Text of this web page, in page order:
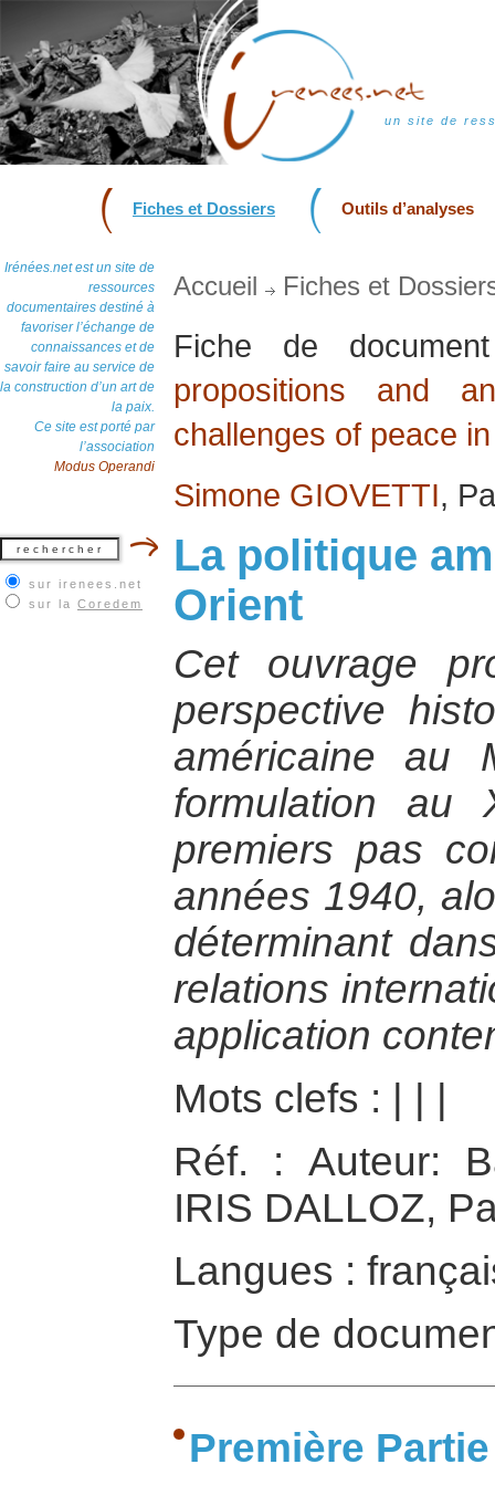
un site de
Fiches et Dossiers Outils d’analyses
Irénées.net est un site de
ressources
documentaires destiné à
favoriser l’échange de
connaissances et de
savoir faire au service de
la construction d’un art de
la paix.
Ce site est porté par
l’association
Modus Operandi
sur irenees.net
sur la Coredem
Accueil Fiches et
Fiche de
propositions and
challenges of peace
Simone GIOVETTI,
La politique
Orient
Cet ouvrage
perspective
américaine au
formulation au
premiers pas
années 1940,
déterminant
relations
application
Mots clefs :
Réf. : Auteur:
IRIS DALLOZ,
Langues :
Type de
Première Partie